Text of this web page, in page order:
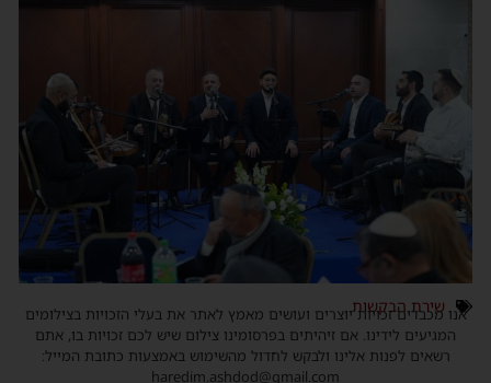
שירת הבקשות
אנו מכבדים זכויות יוצרים ועושים מאמץ לאתר את בעלי הזכויות בצילומים
המגיעים לידינו. אם זיהיתים בפרסומינו צילום שיש לכם זכויות בו, אתם
רשאים לפנות אלינו ולבקש לחדול מהשימוש באמצעות כתובת המייל:
haredim.ashdod@gmail.com